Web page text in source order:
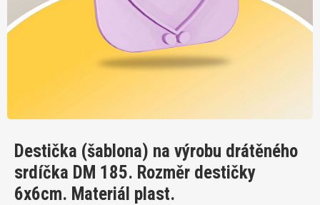
Destička (šablona) na výrobu drátěného
srdíčka DM 185. Rozměr destičky
6x6cm. Materiál plast.